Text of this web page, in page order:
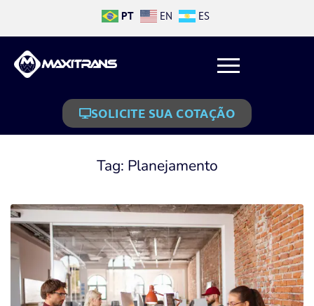
PT EN ES
SOLICITE SUA COTAÇÃO
Tag: Planejamento